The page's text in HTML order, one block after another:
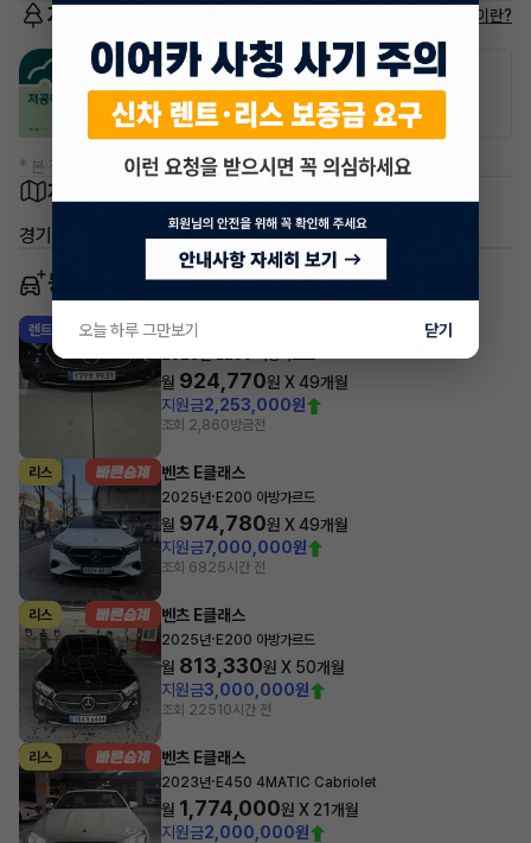
저공해차량 정보 저공해차량이란?
공항주차장
20% 할인
공영주차장
50% 할인
* 본 정보는 지자체마다 다를 수 있으니 실제 정보와 확인해 주세요.
차량 위치
경기 파주시 동패동
동일 차종 이어카
렌트 벤츠 E클래스
2025년·E200 아방가르드
월 924,770원 X49개월
지원금2,253,000원
조회 2,860방금전
리스 벤츠 E클래스
2025년· E200 아방가르드
월 974,780원 X49개월
지원금7,000,000원
조회 6825시간 전
리스 벤츠 E클래스
2025년· E200 아방가르드
월 813,330원 X 50개월
지원금3,000,000원
조회 22510시간 전
리스 벤츠 E클래스
2023년· E450 4MATIC Cabriolet
월 1,774,000원 X 21개월
지원금2,000,000원
오늘 하루 그만보기 닫기